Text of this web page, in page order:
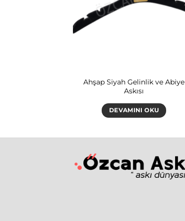
Ahşap Siyah Gelinlik ve Abiye
Askısı
DEVAMINI OKU